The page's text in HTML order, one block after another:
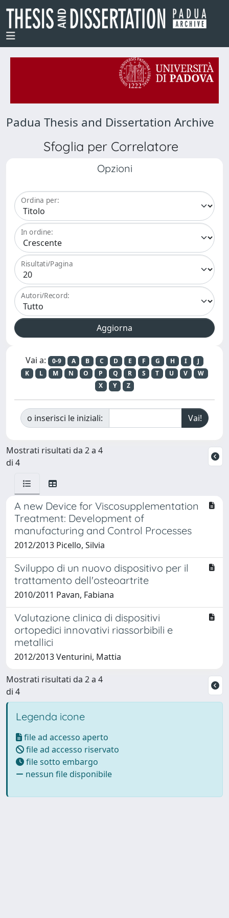
Padua Thesis and Dissertation Archive
Sfoglia per Correlatore
Opzioni
Ordina per:
In ordine:
Risultati/Pagina
Autori/Record:
Vai a: 0-9 A B C D E F G H I
J
K
L M N O P Q R S T U V
W
X
Y Z
o inserisci le iniziali:
Mostrati risultati da 2 a 4
di 4
A new Device for Viscosupplementation
Treatment: Development of
manufacturing and Control Processes
2012/2013 Picello, Silvia
Sviluppo di un nuovo dispositivo per il
trattamento dell'osteoartrite
2010/2011 Pavan, Fabiana
Valutazione clinica di dispositivi
ortopedici innovativi riassorbibili e
metallici
2012/2013 Venturini, Mattia
Mostrati risultati da 2 a 4
di 4
Legenda icone
file ad accesso aperto
file ad accesso riservato
file sotto embargo
nessun file disponibile